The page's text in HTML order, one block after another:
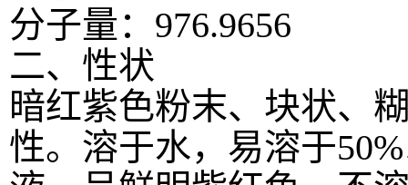
分子量：976.9656
二、性状
暗红紫色粉末、块状、
性。溶于水，易溶于